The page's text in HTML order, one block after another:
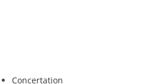
Concertation